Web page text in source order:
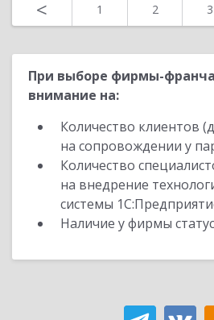
< 1 2 3
При выборе фирмы-
внимание на:
Количество клиентов
на сопровождении у
Количество
на внедрение
системы
Наличие у фирмы